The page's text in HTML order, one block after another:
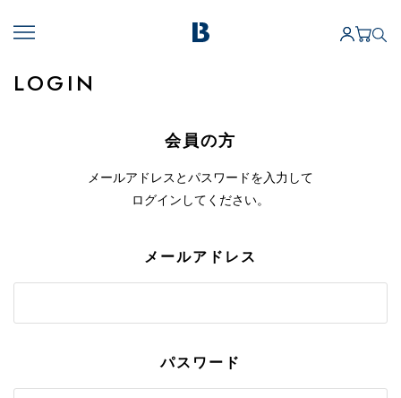
LOGIN
会員の方
メールアドレスとパスワードを入力して
ログインしてください。
メールアドレス
パスワード